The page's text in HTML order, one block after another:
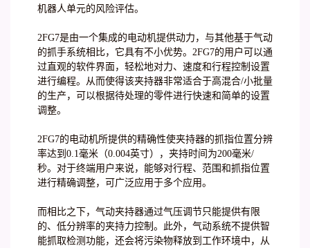
机器人单元的风险评估。
2FG7是由一个集成的电动机提供动力，与其他基于气动
的抓手系统相比，它具有不小优势。2FG7的用户可以通
过直观的软件界面，轻松地对力、速度和行程控制设置
进行编程。从而使得该夹持器非常适合于高混合/小批量
的生产，可以根据待处理的零件进行快速和简单的设置
调整。
2FG7的电动机所提供的精确性使夹持器的抓指位置分辨
率达到0.1毫米（0.004英寸），夹持时间为200毫米/
秒。对于终端用户来说，能够对行程、范围和抓指位置
进行精确调整，可广泛应用于多个应用。
而相比之下，气动夹持器通过气压调节只能提供有限
的、低分辨率的夹持力控制。此外，气动系统不提供智
能抓取检测功能，还会将污染物释放到工作环境中，从